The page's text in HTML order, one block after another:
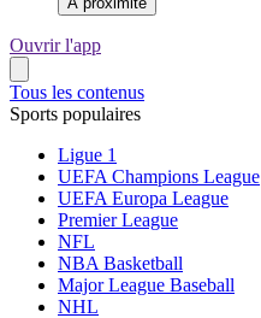
Ouvrir l'app
Tous les contenus
Sports populaires
Ligue 1
UEFA Champions League
UEFA Europa League
Premier League
NFL
NBA Basketball
Major League Baseball
NHL